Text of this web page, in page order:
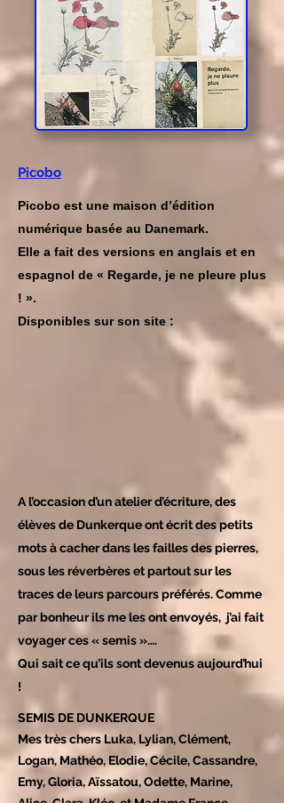
Picobo
Picobo est une maison d’édition
numérique basée au Danemark.
Elle a fait des versions en anglais et en
espagnol de « Regarde, je ne pleure plus
! ».
Disponibles sur son site :
A l’occasion d’un atelier d’écriture, des
élèves de Dunkerque ont écrit des petits
mots à cacher dans les failles des pierres,
sous les réverbères et partout sur les
traces de leurs parcours préférés. Comme
par bonheur ils me les ont envoyés, j’ai fait
voyager ces « semis »….
Qui sait ce qu’ils sont devenus aujourd’hui
!
SEMIS DE DUNKERQUE
Mes très chers Luka, Lylian, Clément,
Logan, Mathéo, Elodie, Cécile, Cassandre,
Emy, Gloria, Aïssatou, Odette, Marine,